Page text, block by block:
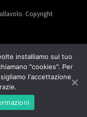
Copyright
installiamo sul tuo
"cookies". Per
l'accettazione